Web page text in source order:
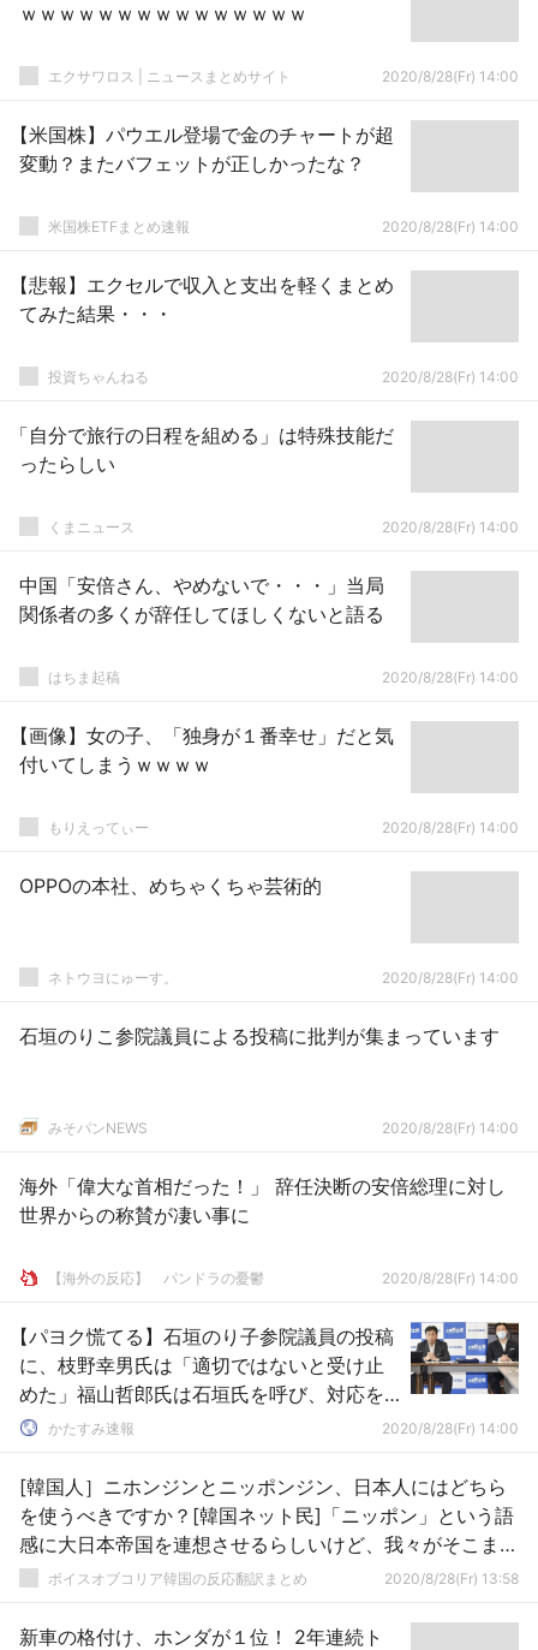
ｗｗｗｗｗｗｗｗｗｗｗｗｗｗｗ
エクサワロス | ニュースまとめサイト 2020/8/28(Fr) 14:00
【米国株】パウエル登場で金のチャートが超
変動？またバフェットが正しかったな？
米国株ETFまとめ速報 2020/8/28(Fr) 14:00
【悲報】エクセルで収入と支出を軽くまとめ
てみた結果・・・
投資ちゃんねる 2020/8/28(Fr) 14:00
「自分で旅行の日程を組める」は特殊技能だ
ったらしい
くまニュース 2020/8/28(Fr) 14:00
中国「安倍さん、やめないで・・・」当局
関係者の多くが辞任してほしくないと語る
はちま起稿 2020/8/28(Fr) 14:00
【画像】女の子、「独身が１番幸せ」だと気
付いてしまうｗｗｗｗ
もりえってぃー 2020/8/28(Fr) 14:00
OPPOの本社、めちゃくちゃ芸術的
ネトウヨにゅーす。 2020/8/28(Fr) 14:00
石垣のりこ参院議員による投稿に批判が集まっています
みそパンNEWS 2020/8/28(Fr) 14:00
海外「偉大な首相だった！」 辞任決断の安倍総理に対し
世界からの称賛が凄い事に
【海外の反応】 パンドラの憂鬱 2020/8/28(Fr) 14:00
【パヨク慌てる】石垣のり子参院議員の投稿
に、枝野幸男氏は「適切ではないと受け止
めた」福山哲郎氏は石垣氏を呼び、対応を
検討するよう指示した。
かたすみ速報 2020/8/28(Fr) 14:00
[韓国人］ニホンジンとニッポンジン、日本人にはどちら
を使うべきですか？[韓国ネット民]「ニッポン」という語
感に大日本帝国を連想させるらしいけど、我々がそこまで
配慮する必要はないだろう
ボイスオブコリア韓国の反応翻訳まとめ 2020/8/28(Fr) 13:58
新車の格付け、ホンダが１位！ 2年連続ト